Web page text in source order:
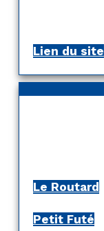
Lien du site
Le Routard
Petit Futé